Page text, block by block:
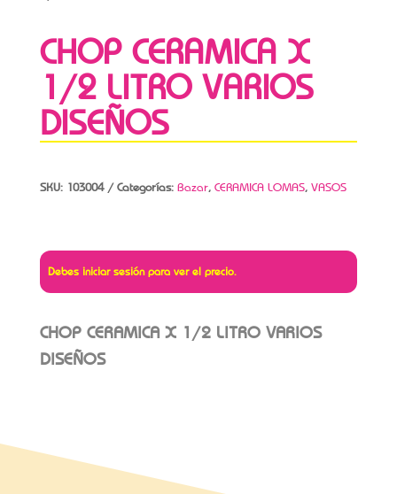
CHOP CERAMICA X
1/2 LITRO VARIOS
DISEÑOS
SKU: 103004 Categorías: Bazar, CERAMICA LOMAS, VASOS
Debes iniciar sesión para ver el precio.
CHOP CERAMICA X 1/2 LITRO VARIOS
DISEÑOS